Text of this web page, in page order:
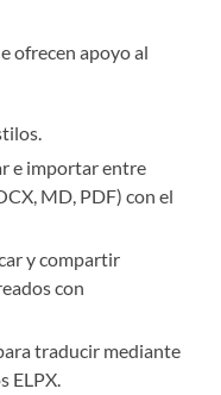
ofrecen apoyo al
e importar entre
MD, PDF) con el
y compartir
con
traducir mediante
ELPX.